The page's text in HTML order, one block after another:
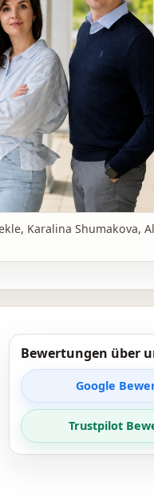
Karalina Shumakova,
Bewertungen über
Google
Trustpilot